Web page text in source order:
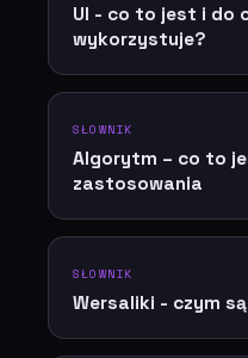
UI - co to jest i do
wykorzystuje?
SŁOWNIK
Algorytm – co to
zastosowania
SŁOWNIK
Wersaliki - czym